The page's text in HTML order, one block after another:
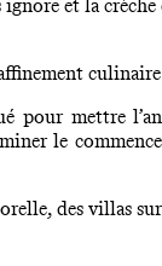
et la
mettre
le
des villas